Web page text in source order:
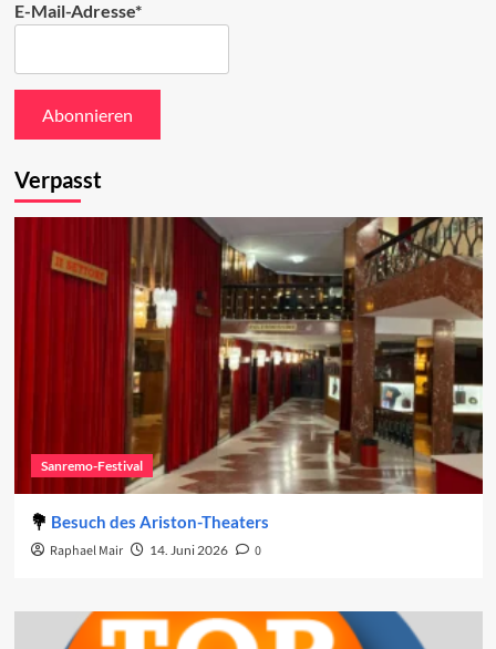
E-Mail-Adresse*
Verpasst
Sanremo-Festival
Besuch des Ariston-Theaters
Raphael Mair 14. Juni 2026 0